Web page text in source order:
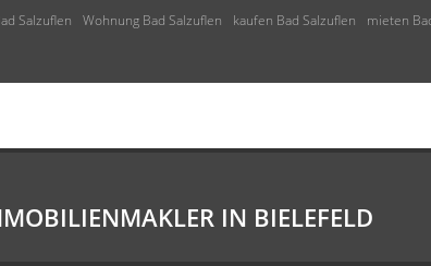
Salzuflen Wohnung Bad Salzuflen kaufen Bad Salzuflen mieten
IN BIELEFELD